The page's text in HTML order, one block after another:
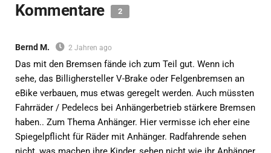
Kommentare 2
Bernd M. 2 Jahren ago
Das mit den Bremsen fände ich zum Teil gut. Wenn ich
sehe, das Billighersteller V-Brake oder Felgenbremsen an
eBike verbauen, mus etwas geregelt werden. Auch müssten
Fahrräder / Pedelecs bei Anhängerbetrieb stärkere Bremsen
haben.. Zum Thema Anhänger. Hier vermisse ich eher eine
Spiegelpflicht für Räder mit Anhänger. Radfahrende sehen